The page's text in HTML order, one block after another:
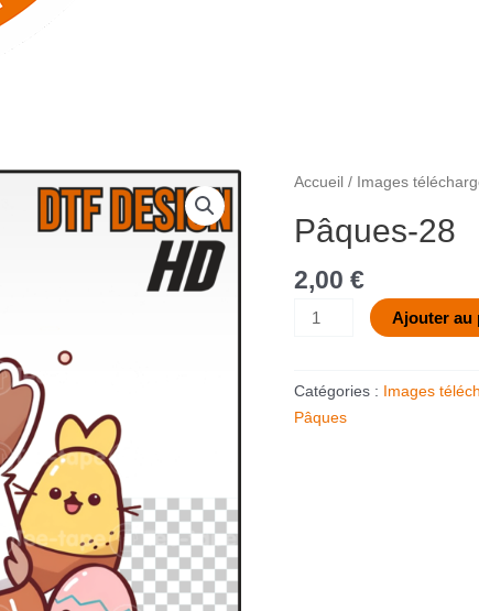
Accueil / Images
Pâques-28
2,00 €
quantité
Pâques-
Ajouter au
Catégories : Images
Pâques